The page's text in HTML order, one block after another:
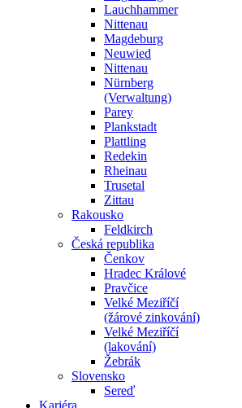
Lauchhammer
Nittenau
Magdeburg
Neuwied
Nittenau
Nürnberg
(Verwaltung)
Parey
Plankstadt
Plattling
Redekin
Rheinau
Trusetal
Zittau
Rakousko
Feldkirch
Česká republika
Čenkov
Hradec Králové
Pravčice
Velké Meziříčí
(žárové zinkování)
Velké Meziříčí
(lakování)
Žebrák
Slovensko
Sereď
Kariéra